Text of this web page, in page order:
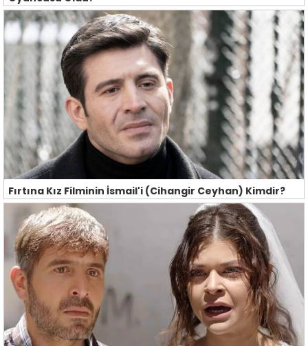
Fırtına Kız Filminin İsmail'i (Cihangir Ceyhan) Kimdir?